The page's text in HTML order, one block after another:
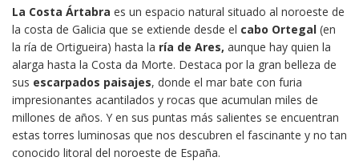
La Costa Ártabra es un espacio natural situado al noroeste de
la costa de Galicia que se extiende desde el cabo Ortegal (en
la ría de Ortigueira) hasta la ría de Ares, aunque hay quien la
alarga hasta la Costa da Morte. Destaca por la gran belleza de
sus escarpados paisajes, donde el mar bate con furia
impresionantes acantilados y rocas que acumulan miles de
millones de años. Y en sus puntas más salientes se encuentran
estas torres luminosas que nos descubren el fascinante y no tan
conocido litoral del noroeste de España.